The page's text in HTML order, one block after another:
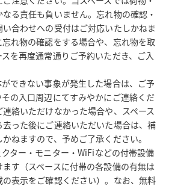
る責任も負いません。忘れ物の確認・
合わせへの受付はご対応いたしかねま
れ物の確認をする場合や、忘れ物を取
を再度通常通りご予約いただき、ご入
ができない事象が発生した場合は、ご予
の入口周辺にてすみやかにご連絡くだ
絡いただけなかった場合や、スペース
った後にご連絡いただいた場合は、補
ねますので、予めご了承ください。
ター・モニター・WiFiなどの付帯設備
す（スペースに付帯の各設備の有無は
表示をご確認ください）。なお、無料